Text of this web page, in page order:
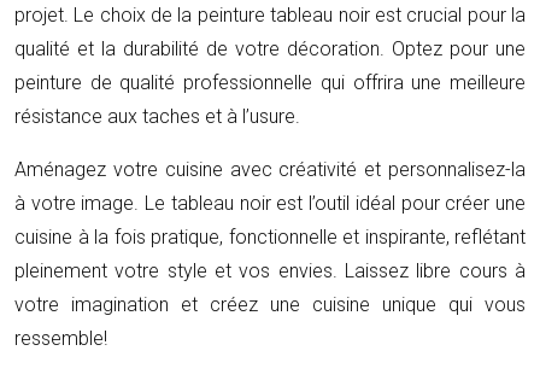
projet. Le choix de la peinture tableau noir est crucial pour la
qualité et la durabilité de votre décoration. Optez pour une
peinture de qualité professionnelle qui offrira une meilleure
résistance aux taches et à l’usure.
Aménagez votre cuisine avec créativité et personnalisez-la
à votre image. Le tableau noir est l’outil idéal pour créer une
cuisine à la fois pratique, fonctionnelle et inspirante, reflétant
pleinement votre style et vos envies. Laissez libre cours à
votre imagination et créez une cuisine unique qui vous
ressemble!